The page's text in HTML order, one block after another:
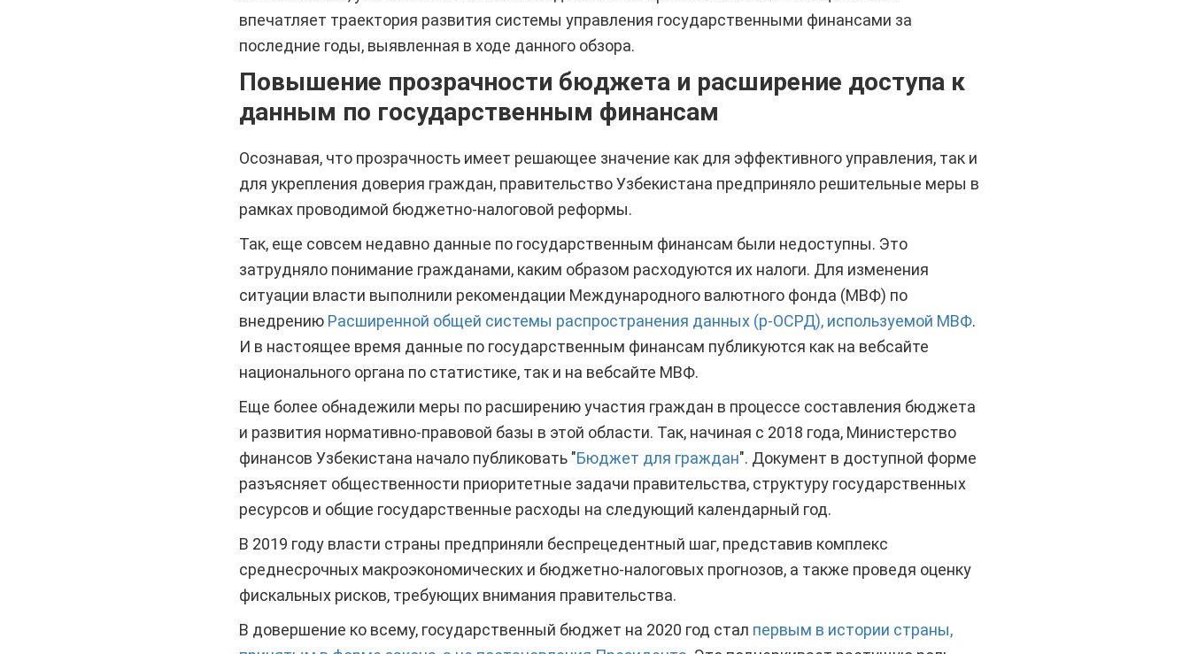
впечатляет траектория развития системы управления государственными финансами за
последние годы, выявленная в ходе данного обзора.
Повышение прозрачности бюджета и расширение доступа к
данным по государственным финансам
Осознавая, что прозрачность имеет решающее значение как для эффективного управления, так и
для укрепления доверия граждан, правительство Узбекистана предприняло решительные меры в
рамках проводимой бюджетно-налоговой реформы.
Так, еще совсем недавно данные по государственным финансам были недоступны. Это
затрудняло понимание гражданами, каким образом расходуются их налоги. Для изменения
ситуации власти выполнили рекомендации Международного валютного фонда (МВФ) по
внедрению Расширенной общей системы распространения данных (р-ОСРД), используемой МВФ.
И в настоящее время данные по государственным финансам публикуются как на вебсайте
национального органа по статистике, так и на вебсайте МВФ.
Еще более обнадежили меры по расширению участия граждан в процессе составления бюджета
и развития нормативно-правовой базы в этой области. Так, начиная с 2018 года, Министерство
финансов Узбекистана начало публиковать "Бюджет для граждан". Документ в доступной форме
разъясняет общественности приоритетные задачи правительства, структуру государственных
ресурсов и общие государственные расходы на следующий календарный год.
В 2019 году власти страны предприняли беспрецедентный шаг, представив комплекс
среднесрочных макроэкономических и бюджетно-налоговых прогнозов, а также проведя оценку
фискальных рисков, требующих внимания правительства.
В довершение ко всему, государственный бюджет на 2020 год стал первым в истории страны,